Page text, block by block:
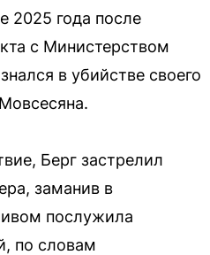
2025 года после
с Министерством
в убийстве своего
Берг застрелил
заманив в
послужила
по словам